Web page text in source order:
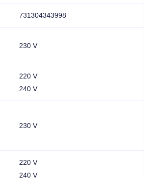
731304343998
230 V
220 V
240 V
230 V
220 V
240 V